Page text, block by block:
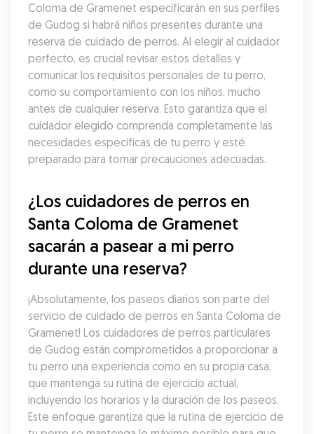
Coloma de Gramenet especificarán en sus perfiles
de Gudog si habrá niños presentes durante una
reserva de cuidado de perros. Al elegir al cuidador
perfecto, es crucial revisar estos detalles y
comunicar los requisitos personales de tu perro,
como su comportamiento con los niños, mucho
antes de cualquier reserva. Esto garantiza que el
cuidador elegido comprenda completamente las
necesidades específicas de tu perro y esté
preparado para tomar precauciones adecuadas.
¿Los cuidadores de perros en
Santa Coloma de Gramenet
sacarán a pasear a mi perro
durante una reserva?
¡Absolutamente, los paseos diarios son parte del
servicio de cuidado de perros en Santa Coloma de
Gramenet! Los cuidadores de perros particulares
de Gudog están comprometidos a proporcionar a
tu perro una experiencia como en su propia casa,
que mantenga su rutina de ejercicio actual,
incluyendo los horarios y la duración de los paseos.
Este enfoque garantiza que la rutina de ejercicio de